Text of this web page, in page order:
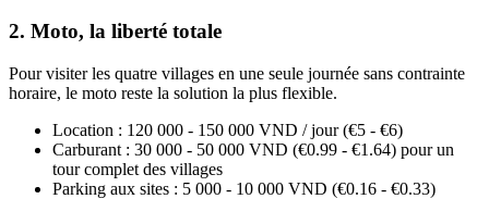
2. Moto, la liberté totale
Pour visiter les quatre villages en une seule journée sans contrainte
horaire, le moto reste la solution la plus flexible.
Location : 120 000 - 150 000 VND / jour (€5 - €6)
Carburant : 30 000 - 50 000 VND (€0.99 - €1.64) pour un
tour complet des villages
Parking aux sites : 5 000 - 10 000 VND (€0.16 - €0.33)